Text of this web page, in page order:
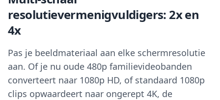
resolutievermenigvuldigers: 2x en
4x
Pas je beeldmateriaal aan elke schermresolutie
aan. Of je nu oude 480p familievideobanden
converteert naar 1080p HD, of standaard 1080p
clips opwaardeert naar ongerept 4K, de